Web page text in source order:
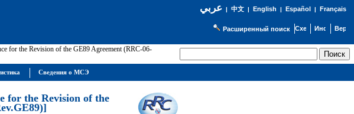
عربي| 中文| English | Español | Français
Расширенный поиск
for the Revision of the GE89 Agreement (RRC-06-
for the Revision of the
Сведения о МСЭ